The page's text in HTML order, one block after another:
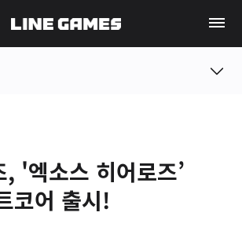
, '엑소스 히어로즈’
코어 출시!